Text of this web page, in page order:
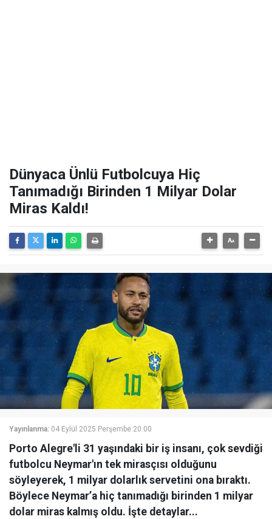
Dünyaca Ünlü Futbolcuya Hiç
Tanımadığı Birinden 1 Milyar Dolar
Miras Kaldı!
Yayınlanma: 04 Eylül 2025 Perşembe 20:00
Porto Alegre'li 31 yaşındaki bir iş insanı, çok sevdiği
futbolcu Neymar'ın tek mirasçısı olduğunu
söyleyerek, 1 milyar dolarlık servetini ona bıraktı.
Böylece Neymar’a hiç tanımadığı birinden 1 milyar
dolar miras kalmış oldu. İşte detaylar...